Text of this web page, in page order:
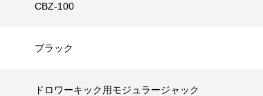
CBZ-100
ブラック
ドロワーキック用モジュラージャック